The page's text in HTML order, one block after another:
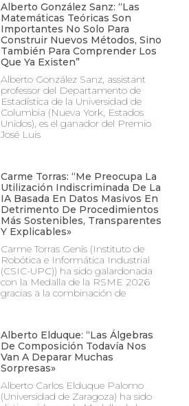
Alberto González Sanz: “Las
Matemáticas Teóricas Son
Importantes No Solo Para
Construir Nuevos Métodos, Sino
También Para Comprender Los
Que Ya Existen”
Alberto González Sanz, assistant
professor del Departamento de
Estadística de la Universidad de
Columbia (Nueva York, Estados
Unidos), es el ganador del Premio
José Luis
Carme Torras: “Me Preocupa La
Utilización Indiscriminada De La
IA Basada En Datos Masivos En
Detrimento De Procedimientos
Más Sostenibles, Transparentes
Y Explicables»
Carme Torras Genís (Instituto de
Robótica e Informática Industrial
(CSIC-UPC)) ha sido galardonada
con la Medalla de la RSME 2026
gracias a la combinación de
Alberto Elduque: “Las Álgebras
De Composición Todavía Nos
Van A Deparar Muchas
Sorpresas»
Alberto Carlos Elduque Palomo
(Universidad de Zaragoza) ha sido